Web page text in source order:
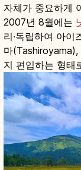
자체가 중요하게
2007년 8월에는
리·독립하여 아
마
지 편입하는 형태